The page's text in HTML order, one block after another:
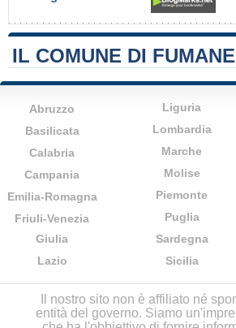
IL COMUNE DI FUMANE
Abruzzo
Basilicata
Calabria
Campania
Emilia-Romagna
Friuli-Venezia
Giulia
Lazio
Liguria
Lombardia
Marche
Molise
Piemonte
Puglia
Sardegna
Sicilia
Il nostro sito non è affiliato né
entità del governo. Siamo